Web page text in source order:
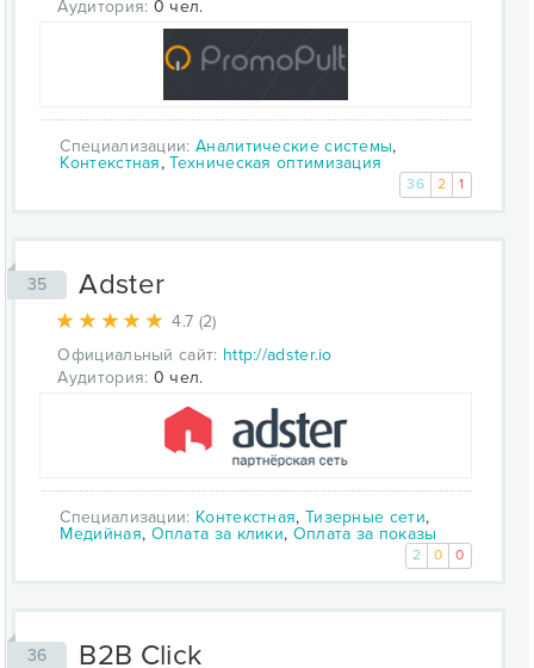
Аудитория: 0 чел.
Специализации: Аналитические системы,
Контекстная,Техническая оптимизация
36 2 1
35 Adster
4.7 (2)
Официальный сайт: http://adster.io
Аудитория: 0 чел.
Специализации: Контекстная, Тизерные сети,
Медийная, Оплата за клики, Оплата за показы
2 0 0
36 B2B Click